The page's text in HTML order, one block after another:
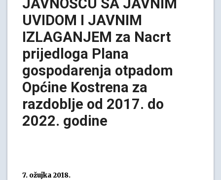
JAVNOŠĆU SA JAVNIM
UVIDOM I JAVNIM
IZLAGANJEM za Nacrt
prijedloga Plana
gospodarenja otpadom
Općine Kostrena za
razdoblje od 2017. do
2022. godine
7. ožujka 2018.